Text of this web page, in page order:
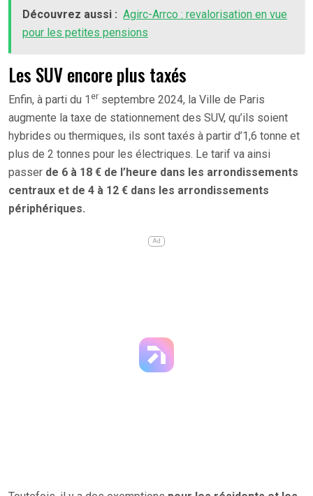
Découvrez aussi : Agirc-Arrco : revalorisation en vue
pour les petites pensions
Les SUV encore plus taxés
Enfin, à parti du 1 er septembre 2024, la Ville de Paris
augmente la taxe de stationnement des SUV, qu’ils soient
hybrides ou thermiques, ils sont taxés à partir d’1,6 tonne et
plus de 2 tonnes pour les électriques. Le tarif va ainsi
passer de 6 à 18 € de l’heure dans les arrondissements
centraux et de 4 à 12 € dans les arrondissements
périphériques.
Ad